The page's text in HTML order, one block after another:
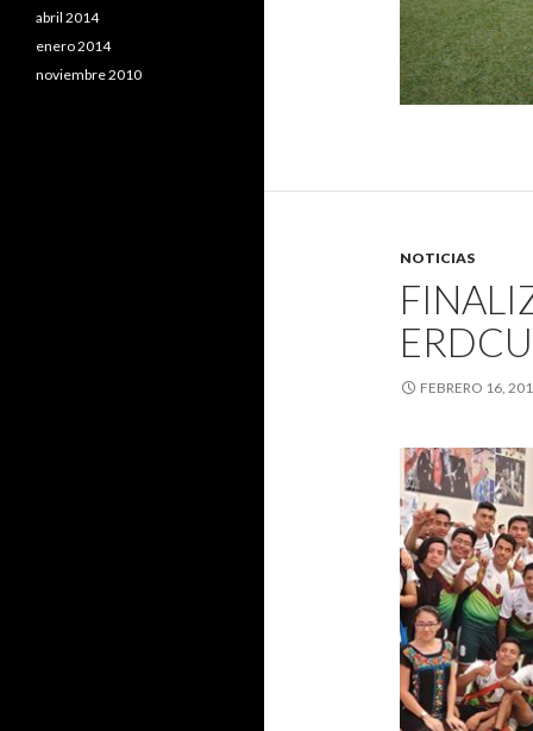
NOTICIAS
FEBRERO 16,
abril 2014
enero 2014
noviembre 2010